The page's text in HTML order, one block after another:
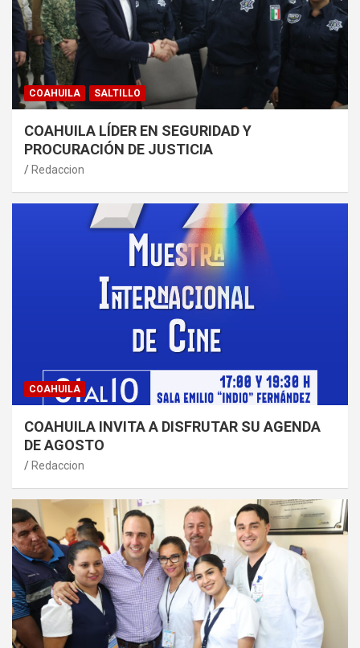
COAHUILA SALTILLO
COAHUILA LÍDER EN SEGURIDAD Y
PROCURACIÓN DE JUSTICIA
Redaccion
COAHUILA
COAHUILA INVITA A DISFRUTAR SU AGENDA
DE AGOSTO
Redaccion